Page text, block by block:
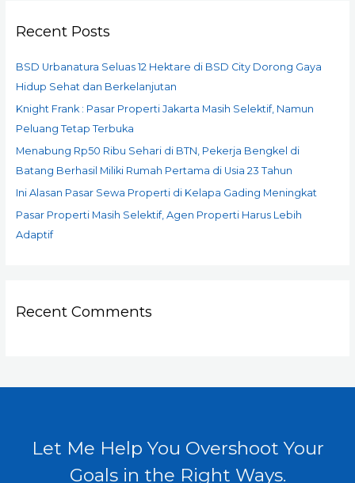
h
o
r
:
Recent Posts
BSD Urbanatura Seluas 12 Hektare di BSD City Dorong Gaya
Hidup Sehat dan Berkelanjutan
Knight Frank : Pasar Properti Jakarta Masih Selektif, Namun
Peluang Tetap Terbuka
Menabung Rp50 Ribu Sehari di BTN, Pekerja Bengkel di
Batang Berhasil Miliki Rumah Pertama di Usia 23 Tahun
Ini Alasan Pasar Sewa Properti di Kelapa Gading Meningkat
Pasar Properti Masih Selektif, Agen Properti Harus Lebih
Adaptif
Recent Comments
Let Me Help You Overshoot Your
Goals in the Right Ways.